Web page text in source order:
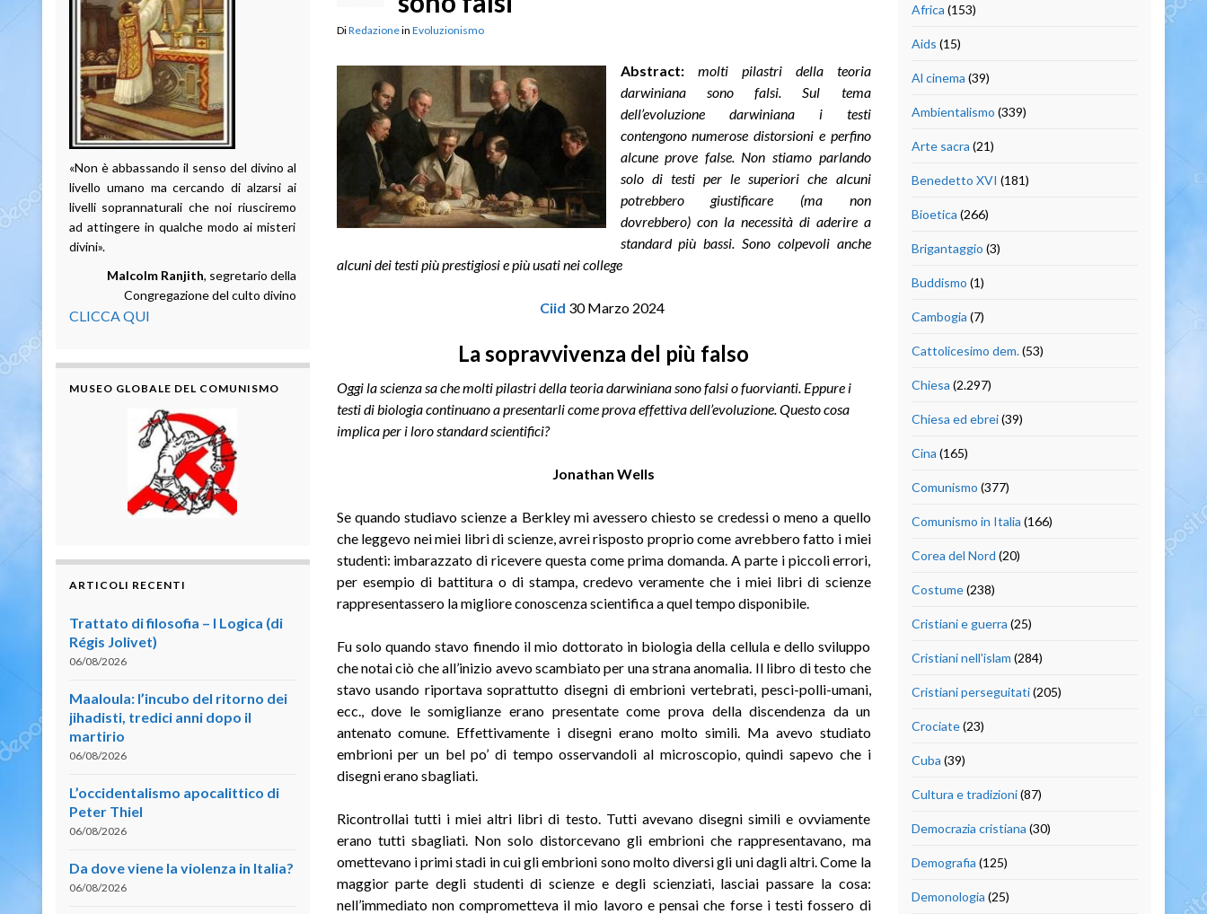
DiRedazionein Evoluzionismo
Abstract: molti pilastri della teoria
darwiniana sono falsi. Sul tema
dell’evoluzione darwiniana i testi
contengono numerose distorsioni e perfino
alcune prove false. Non stiamo parlando
solo di testi per le superiori che alcuni
potrebbero giustificare (ma non
dovrebbero) con la necessità di aderire a
standard più bassi. Sono colpevoli anche
alcuni dei testi più prestigiosi e più usati nei college
Ciid 30 Marzo 2024
La sopravvivenza del più falso
Oggi la scienza sa che molti pilastri della teoria darwiniana sono falsi o fuorvianti. Eppure i
testi di biologia continuano a presentarli come prova effettiva dell’evoluzione. Questo cosa
implica per i loro standard scientifici?
Jonathan Wells
Se quando studiavo scienze a Berkley mi avessero chiesto se credessi o meno a quello
che leggevo nei miei libri di scienze, avrei risposto proprio come avrebbero fatto i miei
studenti: imbarazzato di ricevere questa come prima domanda. A parte i piccoli errori,
per esempio di battitura o di stampa, credevo veramente che i miei libri di scienze
rappresentassero la migliore conoscenza scientifica a quel tempo disponibile.
Fu solo quando stavo finendo il mio dottorato in biologia della cellula e dello sviluppo
che notai ciò che all’inizio avevo scambiato per una strana anomalia. Il libro di testo che
stavo usando riportava soprattutto disegni di embrioni vertebrati, pesci-polli-umani,
ecc., dove le somiglianze erano presentate come prova della discendenza da un
antenato comune. Effettivamente i disegni erano molto simili. Ma avevo studiato
embrioni per un bel po’ di tempo osservandoli al microscopio, quindi sapevo che i
disegni erano sbagliati.
Ricontrollai tutti i miei altri libri di testo. Tutti avevano disegni simili e ovviamente
erano tutti sbagliati. Non solo distorcevano gli embrioni che rappresentavano, ma
omettevano i primi stadi in cui gli embrioni sono molto diversi gli uni dagli altri. Come la
maggior parte degli studenti di scienze e degli scienziati, lasciai passare la cosa:
nell’immediato non comprometteva il mio lavoro e pensai che forse i testi fossero di
«Non è abbassando il senso del divino al
livello umano ma cercando di alzarsi ai
livelli soprannaturali che noi riusciremo
ad attingere in qualche modo ai misteri
divini».
Malcolm Ranjith, segretario della
Congregazione del culto divino
CLICCA QUI
MUSEO GLOBALE DEL COMUNISMO
ARTICOLI RECENTI
Trattato di filosofia – I Logica (di
Régis Jolivet)
06/08/2026
Maaloula: l’incubo del ritorno dei
jihadisti, tredici anni dopo il
martirio
06/08/2026
L’occidentalismo apocalittico di
Peter Thiel
06/08/2026
Da dove viene la violenza in Italia?
06/08/2026
Africa (153)
Aids (15)
Al cinema (39)
Ambientalismo (339)
Arte sacra (21)
Benedetto XVI (181)
Bioetica (266)
Brigantaggio (3)
Buddismo (1)
Cambogia (7)
Cattolicesimo dem.(53)
Chiesa (2.297)
Chiesa ed ebrei(39)
Cina (165)
Comunismo (377)
Comunismo in Italia (166)
Corea del Nord (20)
Costume(238)
Cristiani e guerra (25)
Cristiani nell'islam (284)
Cristiani perseguitati(205)
Crociate(23)
Cuba (39)
Cultura e tradizioni(87)
Democrazia cristiana (30)
Demografia (125)
Demonologia (25)